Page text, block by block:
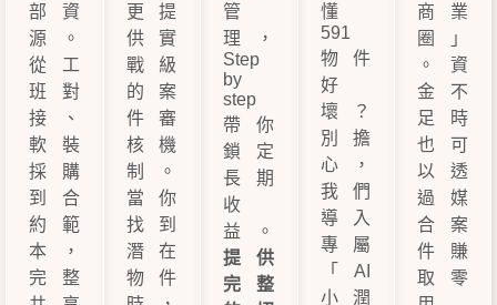
部資
源。
從工
班對
接、
軟裝
採購
到合
約範
本，
完整
更提
供實
戰級
的案
件審
核機
制。
當你
找到
潛在
物件
管
理，
Step
by
step
帶你
鎖定
長期
收
益。
提供
完整
懂
591
物件
好
壞？
別擔
心，
我們
導入
專屬
「AI
小潤
商業
圈」
。資
金不
足時
也可
以透
過媒
合案
件賺
取零